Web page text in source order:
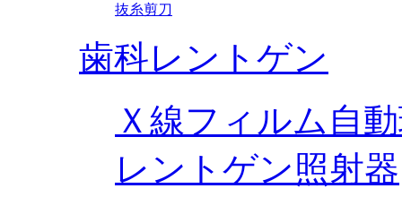
抜糸剪刀
歯科レントゲン
Ｘ線フィルム自
レントゲン照射器